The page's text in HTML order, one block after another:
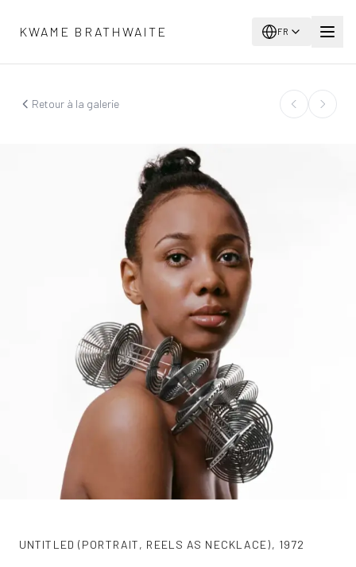
KWAME BRATHWAITE
FR
Retour à la galerie
UNTITLED (PORTRAIT, REELS AS NECKLACE), 1972